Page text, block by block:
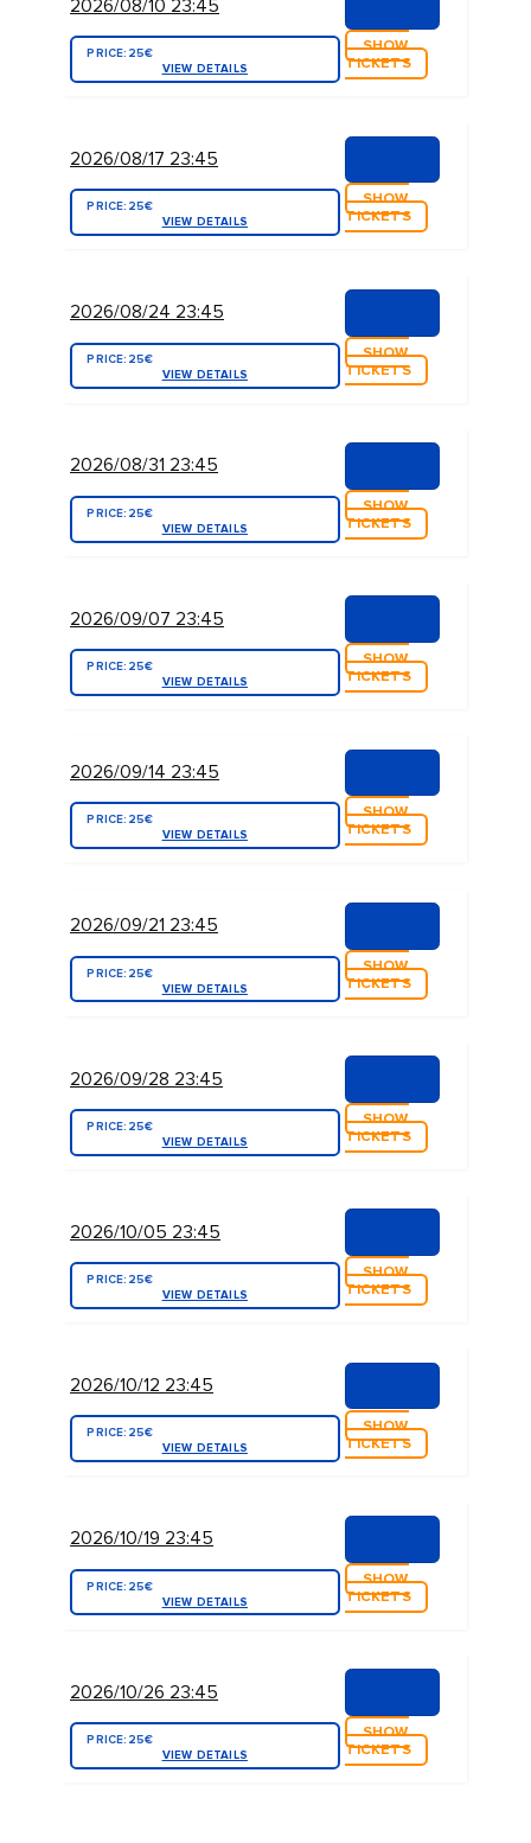
2026/08/10 23:45
PRICE: 25€
VIEW DETAILS
SHOW
TICKETS
2026/08/17 23:45
PRICE: 25€
VIEW DETAILS
SHOW
TICKETS
2026/08/24 23:45
PRICE: 25€
VIEW DETAILS
SHOW
TICKETS
2026/08/31 23:45
PRICE: 25€
VIEW DETAILS
SHOW
TICKETS
2026/09/07 23:45
PRICE: 25€
VIEW DETAILS
SHOW
TICKETS
2026/09/14 23:45
PRICE: 25€
VIEW DETAILS
SHOW
TICKETS
2026/09/21 23:45
PRICE: 25€
VIEW DETAILS
SHOW
TICKETS
2026/09/28 23:45
PRICE: 25€
VIEW DETAILS
SHOW
TICKETS
2026/10/05 23:45
PRICE: 25€
VIEW DETAILS
SHOW
TICKETS
2026/10/12 23:45
PRICE: 25€
VIEW DETAILS
SHOW
TICKETS
2026/10/19 23:45
PRICE: 25€
VIEW DETAILS
SHOW
TICKETS
2026/10/26 23:45
PRICE: 25€
VIEW DETAILS
SHOW
TICKETS